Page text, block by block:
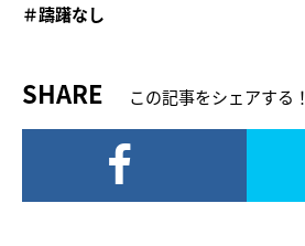
＃躊躇なし
SHARE この記事をシェアする！